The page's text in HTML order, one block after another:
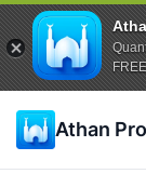
Athan Pro